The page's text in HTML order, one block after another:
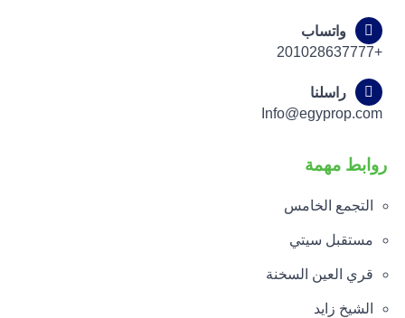
واتساب
+201028637777
راسلنا
Info@egyprop.com
روابط مهمة
التجمع الخامس
مستقبل سيتي
قري العين السخنة
الشيخ زايد